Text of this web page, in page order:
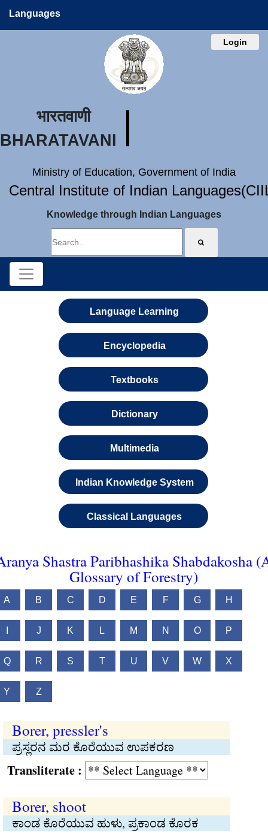
Languages
Login
भारतवाणी
BHARATAVANI
Ministry of Education, Government of India
Central Institute of Indian
Knowledge through Indian Languages
Language Learning
Encyclopedia
Textbooks
Dictionary
Multimedia
Indian Knowledge System
Classical Languages
Shastra Paribhashika Shabdakosha
Glossary of Forestry)
A B C D E F G H
J K L M N O P
Q R S T U V W X
Y Z
Borer, pressler's
ಪ್ರಸ್ಲರನ ಮರ ಕೊರೆಯುವ ಉಪಕರಣ
:
Borer, shoot
ಕಾಂಡ ಕೊರೆಯುವ ಹುಳು, ಪ್ರಕಾಂಡ ಕೊರಕ